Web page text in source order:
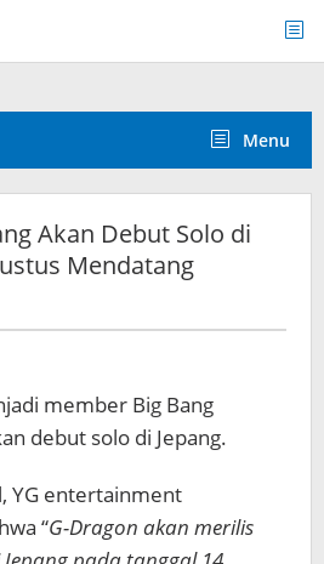
Menu
Akan Debut Solo di
Mendatang
member Big Bang
debut solo di Jepang.
YG entertainment
“G-Dragon akan merilis